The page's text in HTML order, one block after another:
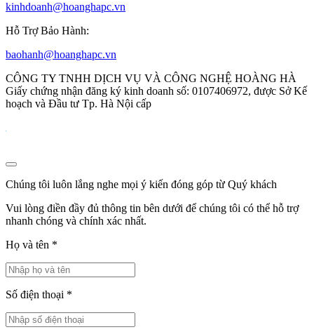
kinhdoanh@hoanghapc.vn
Hỗ Trợ Bảo Hành:
baohanh@hoanghapc.vn
CÔNG TY TNHH DỊCH VỤ VÀ CÔNG NGHỆ HOÀNG HÀ
Giấy chứng nhận đăng ký kinh doanh số: 0107406972, được Sở Kế
hoạch và Đầu tư Tp. Hà Nội cấp
Chúng tôi luôn lắng nghe mọi ý kiến đóng góp từ Quý khách
Vui lòng điền đầy đủ thông tin bên dưới để chúng tôi có thể hỗ trợ
nhanh chóng và chính xác nhất.
Họ và tên *
Số điện thoại *